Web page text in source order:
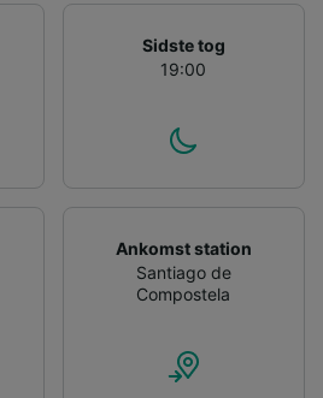
Sidste tog
19:00
Ankomst station
Santiago de
Compostela